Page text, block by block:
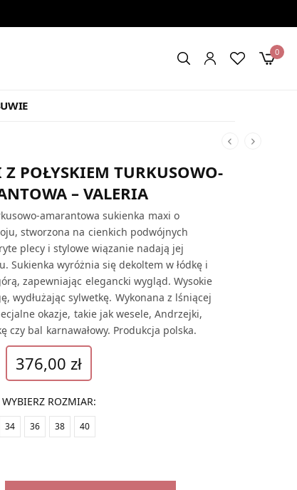
0
POŁYSKIEM TURKUSOWO-
– VALERIA
amarantowa sukienka maxi o
stworzona na cienkich podwójnych
plecy i stylowe wiązanie nadają jej
Sukienka wyróżnia się dekoltem w łódkę i
zapewniając elegancki wygląd. Wysokie
wydłużając sylwetkę. Wykonana z lśniącej
okazje, takie jak wesele, Andrzejki,
czy bal karnawałowy. Produkcja polska.
376,00zł
WYBIERZ ROZMIAR:
34 36 38 40